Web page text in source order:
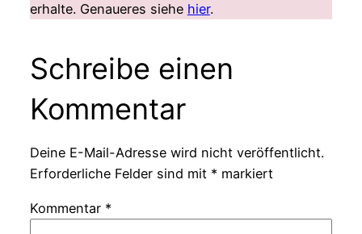
erhalte. Genaueres siehe hier.
Schreibe einen
Kommentar
Deine E-Mail-Adresse wird nicht veröffentlicht.
Erforderliche Felder sind mit * markiert
Kommentar *